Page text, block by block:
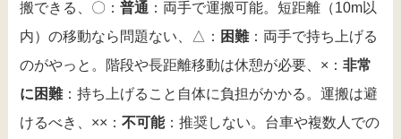
搬できる、〇：普通 ：両手で運搬可能。短距離（10m以
内）の移動なら問題ない、△： 困難：両手で持ち上げる
のがやっと。階段や長距離移動は休憩が必要、×：非常
に困難：持ち上げること自体に負担がかかる。運搬は避
けるべき、××：不可能：推奨しない。台車や複数人での